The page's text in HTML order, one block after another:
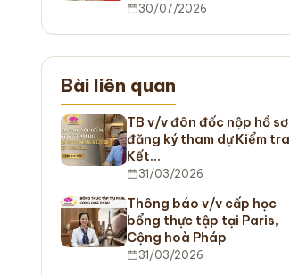
30/07/2026
Bài liên quan
TB v/v đôn đốc nộp hồ sơ
đăng ký tham dự Kiểm tra
Kết…
31/03/2026
Thông báo v/v cấp học
bổng thực tập tại Paris,
Cộng hoà Pháp
31/03/2026